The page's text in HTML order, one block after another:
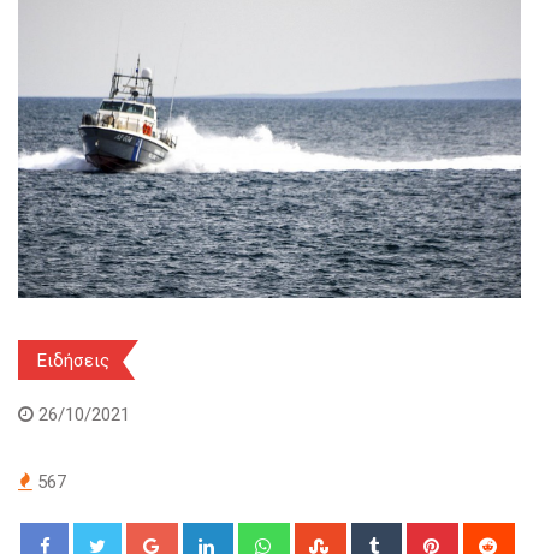
Ειδήσεις
26/10/2021
567
Google+ LinkedIn WhatsappStumbleUpon
Tumblr Pinterest